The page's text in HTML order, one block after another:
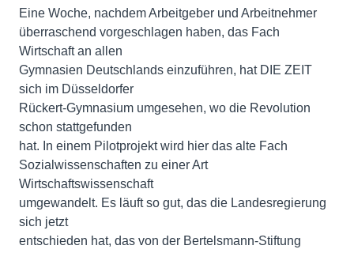
Eine Woche, nachdem Arbeitgeber und Arbeitnehmer
überraschend vorgeschlagen haben, das Fach
Wirtschaft an allen
Gymnasien Deutschlands einzuführen, hat DIE ZEIT
sich im Düsseldorfer
Rückert-Gymnasium umgesehen, wo die Revolution
schon stattgefunden
hat. In einem Pilotprojekt wird hier das alte Fach
Sozialwissenschaften zu einer Art
Wirtschaftswissenschaft
umgewandelt. Es läuft so gut, das die Landesregierung
sich jetzt
entschieden hat, das von der Bertelsmann-Stiftung